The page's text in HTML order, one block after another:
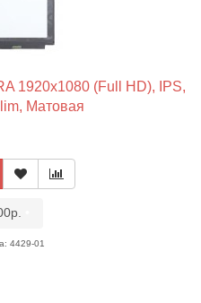
1920x1080 (Full HD), IPS,
Матовая
4429-01